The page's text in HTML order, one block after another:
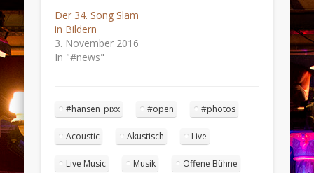
Der 34. Song Slam
in Bildern
3. November 2016
In "#news"
#hansen_pixx #open #photos
Acoustic Akustisch Live
Live Music Musik Offene Bühne